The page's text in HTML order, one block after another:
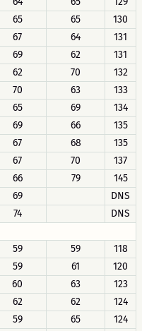
65 65
130
67 64
131
69 62
131
62 70
132
70 63
133
65 69
134
69 66
135
67 68
135
67 70
137
66 79
145
69
DNS
74
DNS
59 59
118
59 61
120
60 63
123
62 62
124
59 65 124